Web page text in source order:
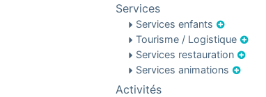
Services
Services enfants
Tourisme / Logistique
Services restauration
Services animations
Activités